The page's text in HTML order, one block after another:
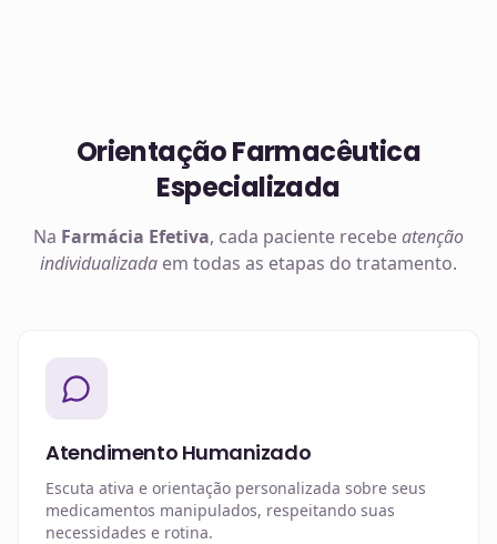
Orientação Farmacêutica
Especializada
Na Farmácia Efetiva, cada paciente recebeatenção
individualizada em todas as etapas do tratamento.
Atendimento Humanizado
Escuta ativa e orientação personalizada sobre seus
medicamentos manipulados, respeitando suas
necessidades e rotina.